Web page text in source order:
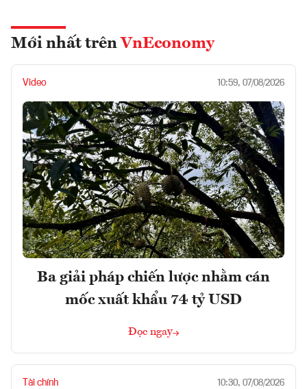
Mới nhất trên VnEconomy
Video 10:59, 07/08/2026
Ba giải pháp chiến lược nhằm cán
mốc xuất khẩu 74 tỷ USD
Đọc ngay
Tài chính 10:30, 07/08/2026